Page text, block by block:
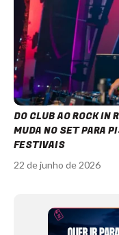
DO CLUB AO ROCK IN
MUDA NO SET PARA
FESTIVAIS
22 de junho de 2026